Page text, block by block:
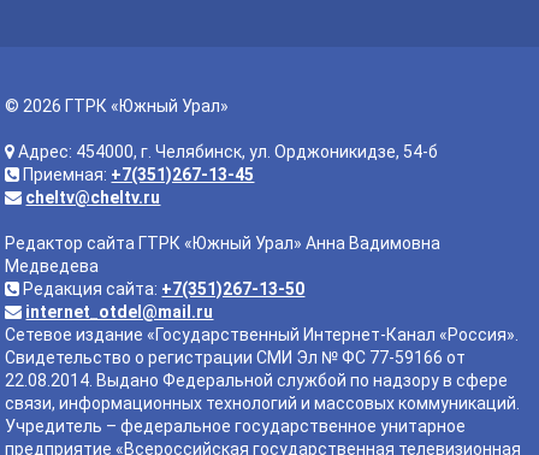
© 2026 ГТРК «Южный Урал»
Адрес: 454000, г. Челябинск, ул. Орджоникидзе, 54-б
Приемная: +7(351)267-13-45
cheltv@cheltv.ru
Редактор сайта ГТРК «Южный Урал» Анна Вадимовна
Медведева
Редакция сайта: +7(351)267-13-50
internet_otdel@mail.ru
Сетевое издание «Государственный Интернет-Канал «Россия».
Свидетельство о регистрации СМИ Эл № ФС 77-59166 от
22.08.2014. Выдано Федеральной службой по надзору в сфере
связи, информационных технологий и массовых коммуникаций.
Учредитель – федеральное государственное унитарное
предприятие «Всероссийская государственная телевизионная